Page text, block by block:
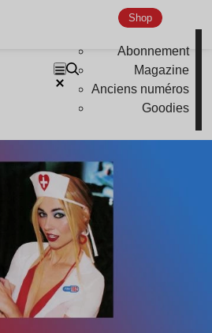
Shop
Abonnement
Magazine
Anciens numéros
Goodies